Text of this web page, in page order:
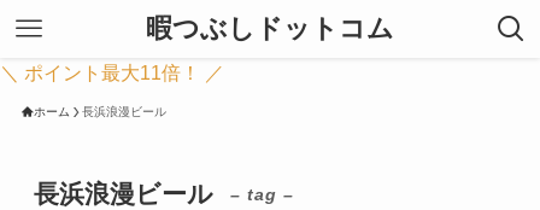
暇つぶしドットコム
＼ ポイント最大11倍！ ／
ホーム 長浜浪漫ビール
長浜浪漫ビール – tag –